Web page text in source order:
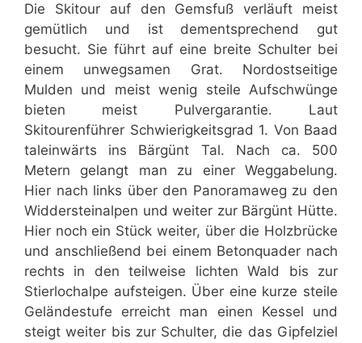
Die Skitour auf den Gemsfuß verläuft meist
gemütlich und ist dementsprechend gut
besucht. Sie führt auf eine breite Schulter bei
einem unwegsamen Grat. Nordostseitige
Mulden und meist wenig steile Aufschwünge
bieten meist Pulvergarantie. Laut
Skitourenführer Schwierigkeitsgrad 1. Von Baad
taleinwärts ins Bärgünt Tal. Nach ca. 500
Metern gelangt man zu einer Weggabelung.
Hier nach links über den Panoramaweg zu den
Widdersteinalpen und weiter zur Bärgünt Hütte.
Hier noch ein Stück weiter, über die Holzbrücke
und anschließend bei einem Betonquader nach
rechts in den teilweise lichten Wald bis zur
Stierlochalpe aufsteigen. Über eine kurze steile
Geländestufe erreicht man einen Kessel und
steigt weiter bis zur Schulter, die das Gipfelziel